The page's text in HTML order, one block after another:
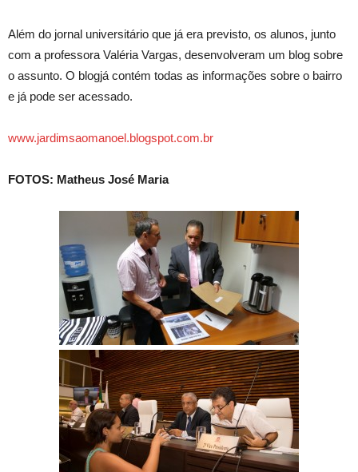
Além do jornal universitário que já era previsto, os alunos, junto
com a professora Valéria Vargas, desenvolveram um blog sobre
o assunto. O blogjá contém todas as informações sobre o bairro
e já pode ser acessado.
www.jardimsaomanoel.blogspot.com.br
FOTOS: Matheus José Maria